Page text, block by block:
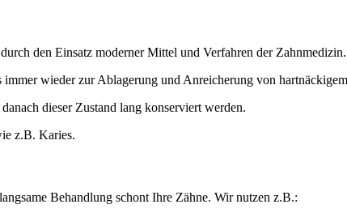
den Einsatz moderner Mittel und Verfahren der Zahnmedizin.
wieder zur Ablagerung und Anreicherung von
dieser Zustand lang konserviert werden.
z.B. Karies.
Behandlung schont Ihre Zähne. Wir nutzen z.B.: